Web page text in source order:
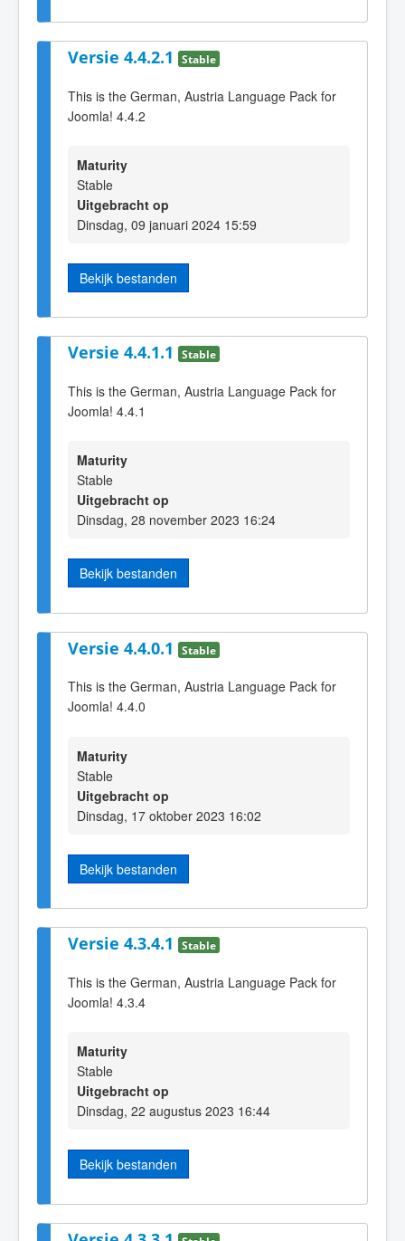
Versie 4.4.2.1 Stable
This is the German, Austria Language Pack for
Joomla! 4.4.2
Maturity
Stable
Uitgebracht op
Dinsdag, 09 januari 2024 15:59
Bekijk bestanden
Versie 4.4.1.1 Stable
This is the German, Austria Language Pack for
Joomla! 4.4.1
Maturity
Stable
Uitgebracht op
Dinsdag, 28 november 2023 16:24
Bekijk bestanden
Versie 4.4.0.1 Stable
This is the German, Austria Language Pack for
Joomla! 4.4.0
Maturity
Stable
Uitgebracht op
Dinsdag, 17 oktober 2023 16:02
Bekijk bestanden
Versie 4.3.4.1 Stable
This is the German, Austria Language Pack for
Joomla! 4.3.4
Maturity
Stable
Uitgebracht op
Dinsdag, 22 augustus 2023 16:44
Bekijk bestanden